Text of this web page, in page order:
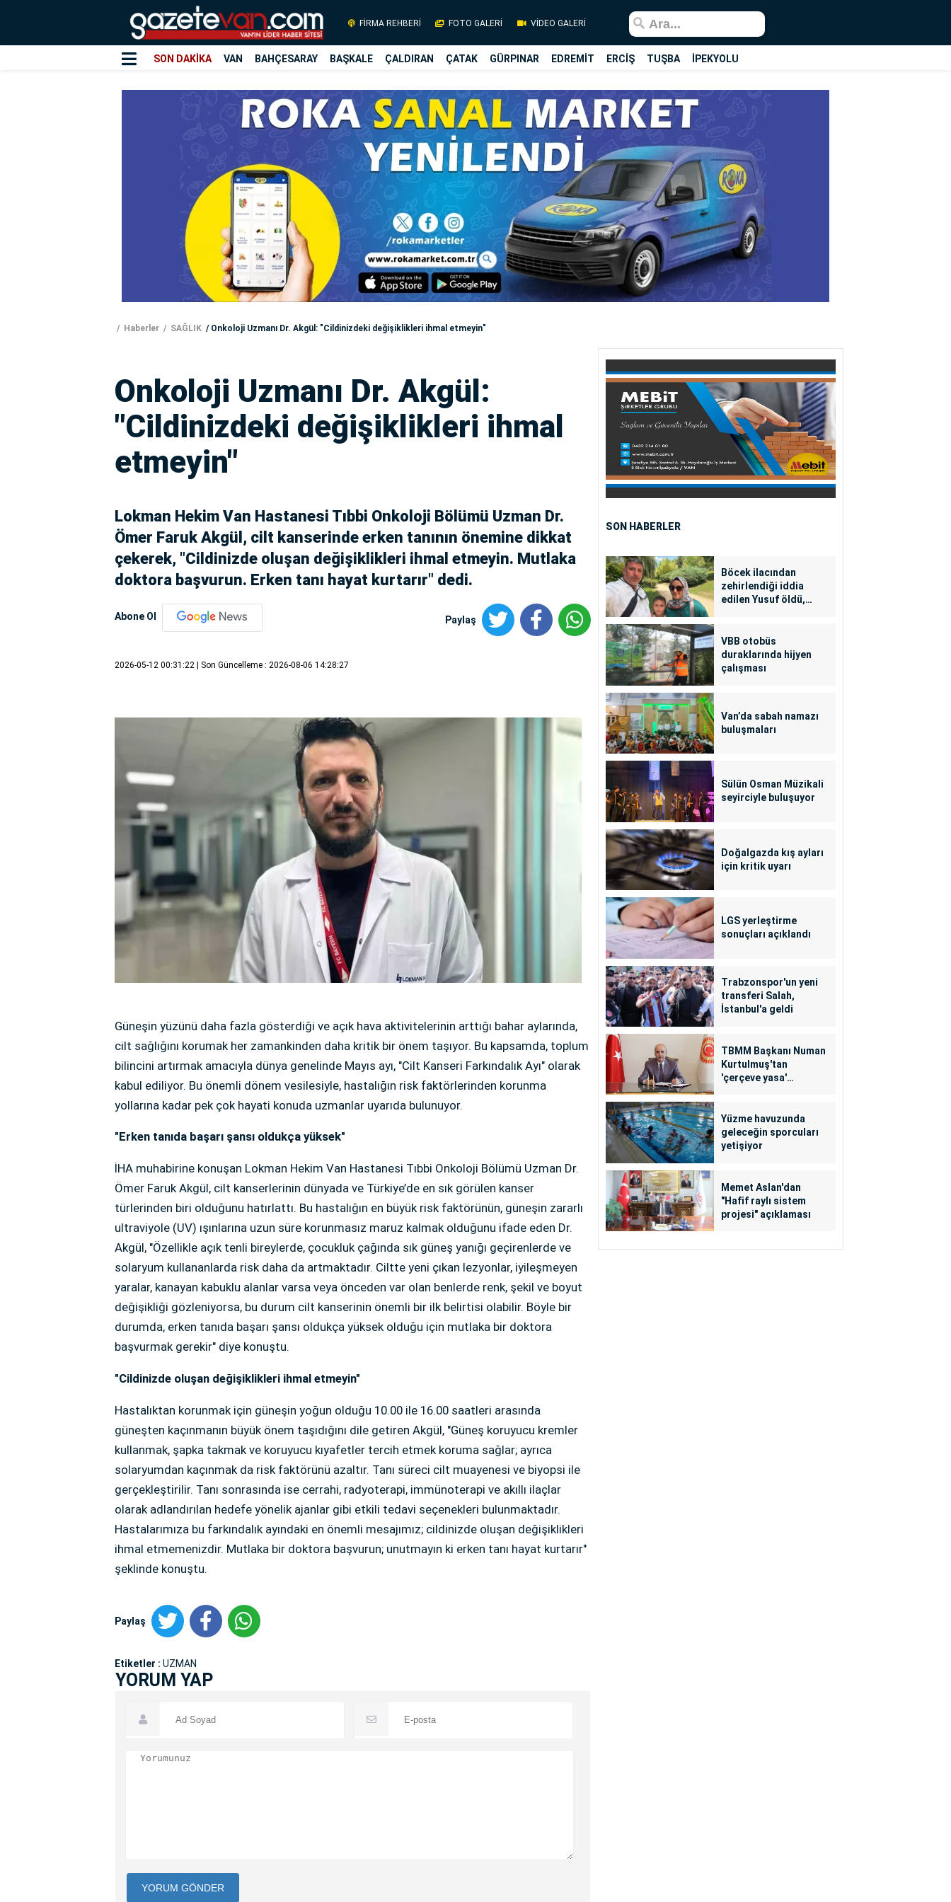
FİRMA REHBERİ FOTO GALERİ VİDEO GALERİ
SON DAKİKA VAN BAHÇESARAY BAŞKALE ÇALDIRAN ÇATAK GÜRPINAR EDREMİT ERCİŞ TUŞBA İPEKYOLU
Haberler SAĞLIK Onkoloji Uzmanı Dr. Akgül: "Cildinizdeki değişiklikleri ihmal etmeyin"
Onkoloji Uzmanı Dr. Akgül:
"Cildinizdeki değişiklikleri ihmal
etmeyin"
Lokman Hekim Van Hastanesi Tıbbi Onkoloji Bölümü Uzman Dr.
Ömer Faruk Akgül, cilt kanserinde erken tanının önemine dikkat
çekerek, "Cildinizde oluşan değişiklikleri ihmal etmeyin. Mutlaka
doktora başvurun. Erken tanı hayat kurtarır" dedi.
Abone Ol Paylaş
2026-05-12 00:31:22 | Son Güncelleme : 2026-08-06 14:28:27
Güneşin yüzünü daha fazla gösterdiği ve açık hava aktivitelerinin arttığı bahar aylarında,
cilt sağlığını korumak her zamankinden daha kritik bir önem taşıyor. Bu kapsamda, toplum
bilincini artırmak amacıyla dünya genelinde Mayıs ayı, "Cilt Kanseri Farkındalık Ayı" olarak
kabul ediliyor. Bu önemli dönem vesilesiyle, hastalığın risk faktörlerinden korunma
yollarına kadar pek çok hayati konuda uzmanlar uyarıda bulunuyor.
"Erken tanıda başarı şansı oldukça yüksek"
İHA muhabirine konuşan Lokman Hekim Van Hastanesi Tıbbi Onkoloji Bölümü Uzman Dr.
Ömer Faruk Akgül, cilt kanserlerinin dünyada ve Türkiye’de en sık görülen kanser
türlerinden biri olduğunu hatırlattı. Bu hastalığın en büyük risk faktörünün, güneşin zararlı
ultraviyole (UV) ışınlarına uzun süre korunmasız maruz kalmak olduğunu ifade eden Dr.
Akgül, "Özellikle açık tenli bireylerde, çocukluk çağında sık güneş yanığı geçirenlerde ve
solaryum kullananlarda risk daha da artmaktadır. Ciltte yeni çıkan lezyonlar, iyileşmeyen
yaralar, kanayan kabuklu alanlar varsa veya önceden var olan benlerde renk, şekil ve boyut
değişikliği gözleniyorsa, bu durum cilt kanserinin önemli bir ilk belirtisi olabilir. Böyle bir
durumda, erken tanıda başarı şansı oldukça yüksek olduğu için mutlaka bir doktora
başvurmak gerekir" diye konuştu.
"Cildinizde oluşan değişiklikleri ihmal etmeyin"
Hastalıktan korunmak için güneşin yoğun olduğu 10.00 ile 16.00 saatleri arasında
güneşten kaçınmanın büyük önem taşıdığını dile getiren Akgül, "Güneş koruyucu kremler
kullanmak, şapka takmak ve koruyucu kıyafetler tercih etmek koruma sağlar; ayrıca
solaryumdan kaçınmak da risk faktörünü azaltır. Tanı süreci cilt muayenesi ve biyopsi ile
gerçekleştirilir. Tanı sonrasında ise cerrahi, radyoterapi, immünoterapi ve akıllı ilaçlar
olarak adlandırılan hedefe yönelik ajanlar gibi etkili tedavi seçenekleri bulunmaktadır.
Hastalarımıza bu farkındalık ayındaki en önemli mesajımız; cildinizde oluşan değişiklikleri
ihmal etmemenizdir. Mutlaka bir doktora başvurun; unutmayın ki erken tanı hayat kurtarır"
şeklinde konuştu.
Paylaş
Etiketler : UZMAN
YORUM YAP
YORUM GÖNDER
SON HABERLER
Böcek ilacından
zehirlendiği iddia
edilen Yusuf öldü,
VBB otobüs
duraklarında hijyen
çalışması
Van’da sabah namazı
buluşmaları
Sülün Osman Müzikali
seyirciyle buluşuyor
Doğalgazda kış ayları
için kritik uyarı
LGS yerleştirme
sonuçları açıklandı
Trabzonspor'un yeni
transferi Salah,
İstanbul'a geldi
TBMM Başkanı Numan
Kurtulmuş'tan
'çerçeve yasa'
Yüzme havuzunda
geleceğin sporcuları
yetişiyor
Memet Aslan'dan
"Hafif raylı sistem
projesi" açıklaması